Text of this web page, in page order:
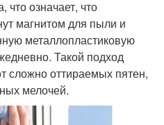
что означает, что
магнитом для пыли и
металлопластиковую
Такой подход
сложно оттираемых пятен,
мелочей.